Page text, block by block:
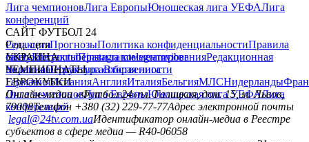
Лига чемпионовЛига ЕвропыЮношеская лига УЕФАЛига
конференций
САЙТ ФУТБОЛ 24
РедакцияПрогнозыПолитика конфиденциальностиПравила
сайтуКонтактыПравила комментированияРедакционная
политикаСтруктура собственности
Соц. сети
facebookxyoutubeinstagramtelegramviber
УКРАИНА
УкраинаПервая лигаВторая лига
ЧЕМПИОНАТЫ
ГерманияИспанияАнглияИталияБельгияМЛСНидерланды
ЕВРОКУБКИ
Лига чемпионовЛига ЕвропыЮношеская лига УЕФАЛига
конференций
Онлайн-медиа «Футбол 24»пл. Галицкая, дом. 15, м. Львов,
79008Телефон +380 (32) 229-77-77Адрес электронной почты
legal@24tv.com.uaИдентификатор онлайн-медиа в Реестре
субъектов в сфере медиа — R40-06058